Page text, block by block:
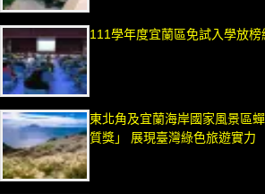
111學年度宜蘭區免試入學放榜
東北角及宜蘭海岸國家風景區
質獎」 展現臺灣綠色旅遊實力